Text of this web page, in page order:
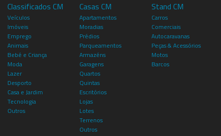
Classificados CM
Veículos
Imóveis
Emprego
Animais
Bebé e Criança
Moda
Lazer
Desporto
Casa e Jardim
Tecnologia
Outros
Casas CM
Apartamentos
Moradias
Prédios
Parqueamentos
Armazéns
Garagens
Quartos
Quintas
Escritórios
Lojas
Lotes
Terrenos
Outros
Stand CM
Carros
Comerciais
Autocaravanas
Peças & Acessórios
Motos
Barcos